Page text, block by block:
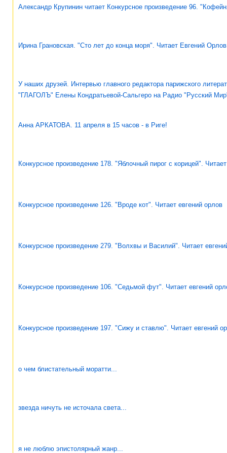
Александр Крупинин читает Конкурсное произведение 96.
Ирина Грановская. "Сто лет до конца моря". Читает Евгений Орлов
У наших друзей. Интервью главного редактора парижского
"ГЛАГОЛЪ" Елены Кондратьевой-Сальгеро на Радио "Русский
Анна АРКАТОВА. 11 апреля в 15 часов - в Риге!
Конкурсное произведение 178. "Яблочный пирог с корицей".
Конкурсное произведение 126. "Вроде кот". Читает евгений орлов
Конкурсное произведение 279. "Волхвы и Василий". Читает
Конкурсное произведение 106. "Седьмой фут". Читает евгений
Конкурсное произведение 197. "Сижу и ставлю". Читает евгений
о чем блистательный моратти...
звезда ничуть не источала света...
я не люблю эпистолярный жанр...